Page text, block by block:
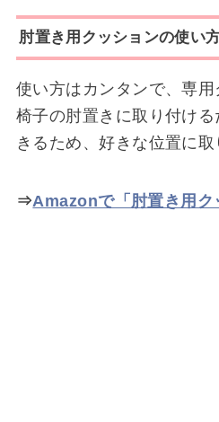
肘置き用クッションの使い
使い方はカンタンで、専
椅子の肘置きに取り付け
きるため、好きな位置に取
⇒Amazonで「肘置き用ク